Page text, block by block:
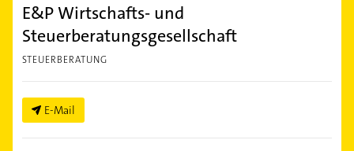
E&P Wirtschafts- und
Steuerberatungsgesellschaft
STEUERBERATUNG
E-Mail